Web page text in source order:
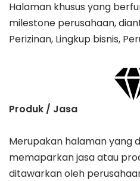
Halaman khusus yang
milestone perusahaan,
Perizinan, Lingkup bisnis,
Produk / Jasa
Merupakan halaman yang
memaparkan jasa atau
ditawarkan oleh